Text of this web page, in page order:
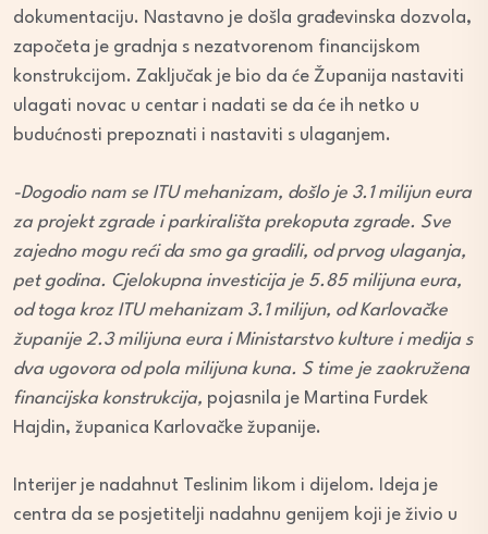
dokumentaciju. Nastavno je došla građevinska dozvola,
započeta je gradnja s nezatvorenom financijskom
konstrukcijom. Zaključak je bio da će Županija nastaviti
ulagati novac u centar i nadati se da će ih netko u
budućnosti prepoznati i nastaviti s ulaganjem.
-Dogodio nam se ITU mehanizam, došlo je 3.1 milijun eura
za projekt zgrade i parkirališta prekoputa zgrade. Sve
zajedno mogu reći da smo ga gradili, od prvog ulaganja,
pet godina. Cjelokupna investicija je 5.85 milijuna eura,
od toga kroz ITU mehanizam 3.1 milijun, od Karlovačke
županije 2.3 milijuna eura i Ministarstvo kulture i medija s
dva ugovora od pola milijuna kuna. S time je zaokružena
financijska konstrukcija, pojasnila je Martina Furdek
Hajdin, županica Karlovačke županije.
Interijer je nadahnut Teslinim likom i dijelom. Ideja je
centra da se posjetitelji nadahnu genijem koji je živio u